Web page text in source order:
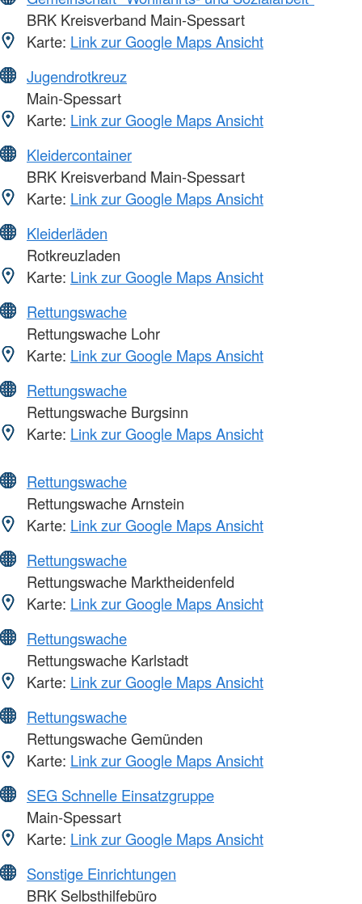
BRK Kreisverband Main-Spessart
Karte: Link zur Google Maps Ansicht
Jugendrotkreuz
Main-Spessart
Karte: Link zur Google Maps Ansicht
Kleidercontainer
BRK Kreisverband Main-Spessart
Karte: Link zur Google Maps Ansicht
Kleiderläden
Rotkreuzladen
Karte: Link zur Google Maps Ansicht
Rettungswache
Rettungswache Lohr
Karte: Link zur Google Maps Ansicht
Rettungswache
Rettungswache Burgsinn
Karte: Link zur Google Maps Ansicht
Rettungswache
Rettungswache Arnstein
Karte: Link zur Google Maps Ansicht
Rettungswache
Rettungswache Marktheidenfeld
Karte: Link zur Google Maps Ansicht
Rettungswache
Rettungswache Karlstadt
Karte: Link zur Google Maps Ansicht
Rettungswache
Rettungswache Gemünden
Karte: Link zur Google Maps Ansicht
SEG Schnelle Einsatzgruppe
Main-Spessart
Karte: Link zur Google Maps Ansicht
Sonstige Einrichtungen
BRK Selbsthilfebüro